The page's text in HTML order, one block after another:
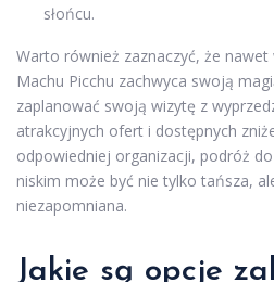
słońcu.
Warto również zaznaczyć, że
Machu Picchu zachwyca swoją
zaplanować swoją wizytę z
atrakcyjnych ofert i dostępnych
odpowiedniej organizacji, podróż
niskim może być nie tylko tańsza,
niezapomniana.
Jakie są opcje